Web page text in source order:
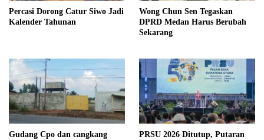
Percasi Dorong Catur Siwo Jadi
Kalender Tahunan
Wong Chun Sen Tegaskan
DPRD Medan Harus Berubah
Sekarang
Gudang Cpo dan cangkang
PRSU 2026 Ditutup, Putaran